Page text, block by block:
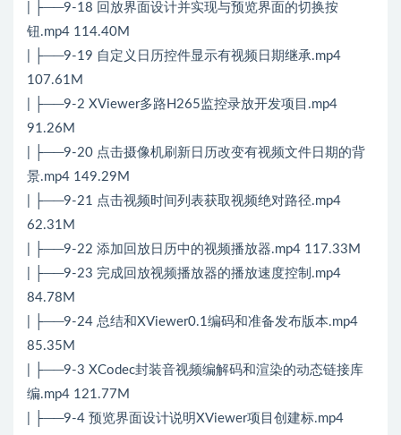
| ├──9-18 回放界面设计并实现与预览界面的切换按
钮.mp4 114.40M
| ├──9-19 自定义日历控件显示有视频日期继承.mp4
107.61M
| ├──9-2 XViewer多路H265监控录放开发项目.mp4
91.26M
| ├──9-20 点击摄像机刷新日历改变有视频文件日期的背
景.mp4 149.29M
| ├──9-21 点击视频时间列表获取视频绝对路径.mp4
62.31M
| ├──9-22 添加回放日历中的视频播放器.mp4 117.33M
| ├──9-23 完成回放视频播放器的播放速度控制.mp4
84.78M
| ├──9-24 总结和XViewer0.1编码和准备发布版本.mp4
85.35M
| ├──9-3 XCodec封装音视频编解码和渲染的动态链接库
编.mp4 121.77M
| ├──9-4 预览界面设计说明XViewer项目创建标.mp4